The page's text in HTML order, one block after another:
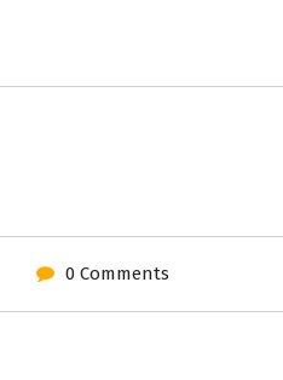
0 Comments